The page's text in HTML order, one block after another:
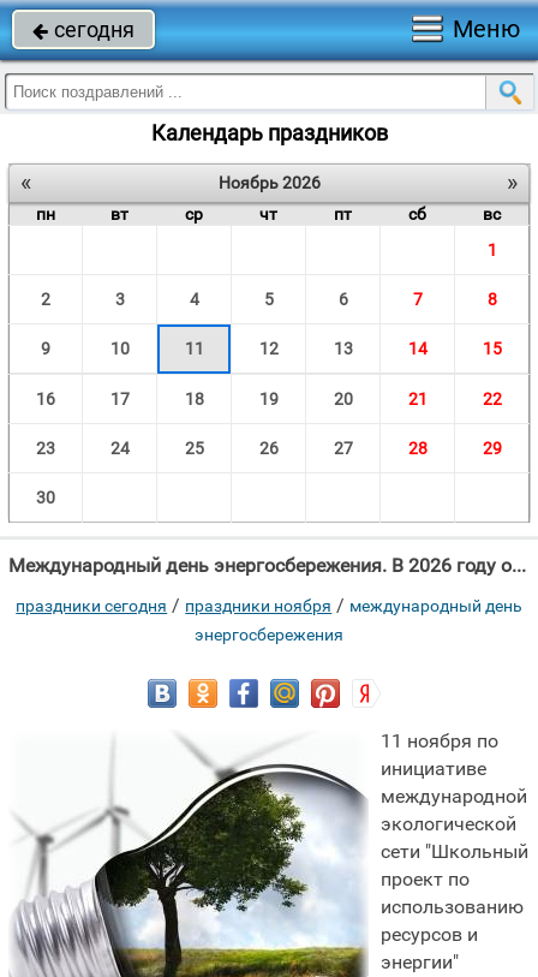
 сегодня Меню
Календарь праздников
« »
Ноябрь 2026
пн
вт ср чт пт сб
вс
1
2 3 4 5 6 7 8
9 10 11 12 13 14 15
16 17 18 19 20 21 22
23 24 25 26 27 28 29
30
Международный день энергосбережения. В 2026 году отмечают 11 Ноября.
праздники сегодня / праздники ноября / международный день
энергосбережения
11 ноября по
инициативе
международной
экологической
сети "Школьный
проект по
использованию
ресурсов и
энергии"